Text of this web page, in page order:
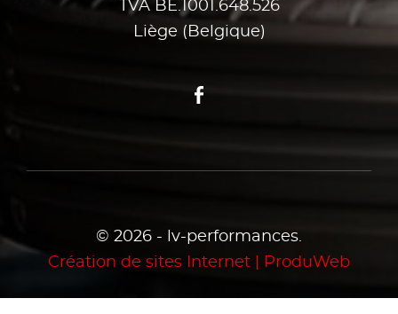
TVA BE.1001.648.526
Liège (Belgique)
© 2026 - lv-performances.
Création de sites Internet | ProduWeb